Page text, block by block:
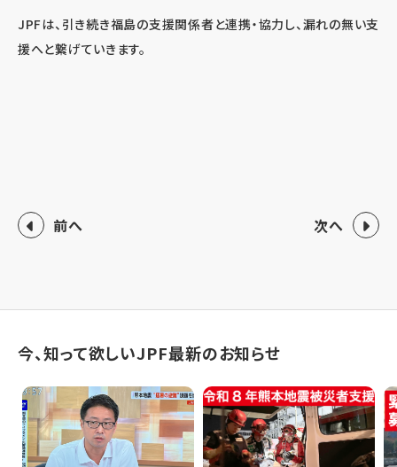
JPFは、引き続き福島の支援関係者と連携・協力し、漏れの無い支
援へと繋げていきます。
前へ 次へ
今、知って欲しいJPF最新のお知らせ